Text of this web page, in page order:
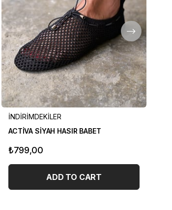
İNDİRİMDEKİLER
ACTİVA SİYAH HASIR BABET
₺799,00
ADD TO CART